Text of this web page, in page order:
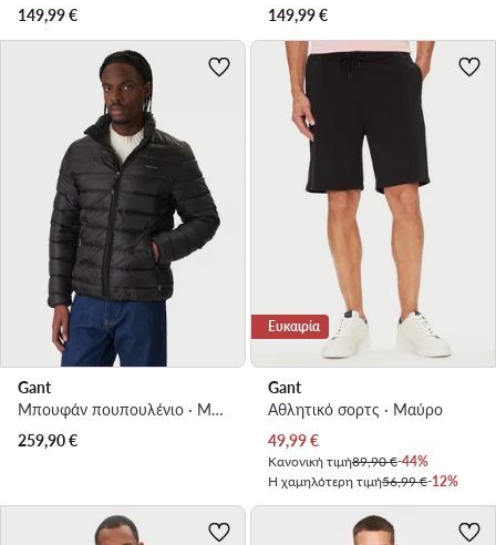
149,99€
149,99€
Gant
Μπουφάν πουπουλένιο · Μαύρο
259,90€
Ευκαιρία
Gant
Αθλητικό σορτς · Μαύρο
Τρέχουσα τιμή
49,99€
Κανονική τιμή89,90 €-44%
Η χαμηλότερη τιμή56,99 €-12%